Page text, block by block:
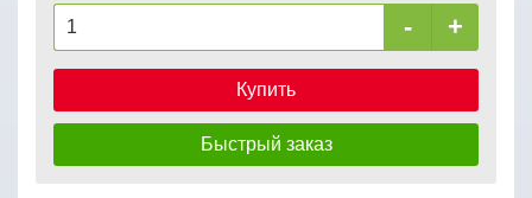
- +
Купить
Быстрый заказ